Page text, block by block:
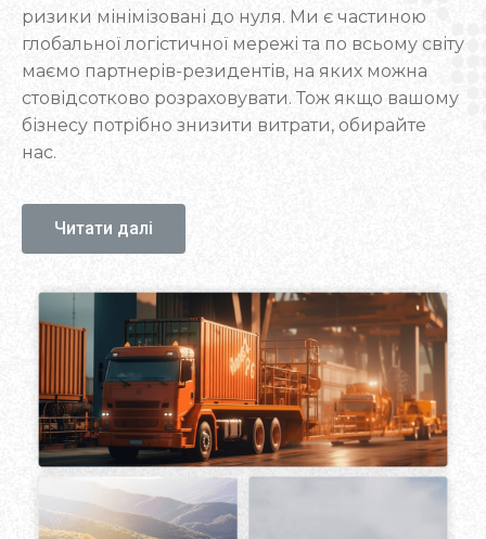
ризики мінімізовані до нуля. Ми є частиною
глобальної логістичної мережі та по всьому світу
маємо партнерів-резидентів, на яких можна
стовідсотково розраховувати. Тож якщо вашому
бізнесу потрібно знизити витрати, обирайте
нас.
представлена на ринку України понад 20 років,
тому навіть найприхованіші «підводні камені»
ефективність та європейські стандарти сервісу
— ось, що подобається клієнтам. У роботі ми
керуємося клієнтоорієнтованим підходом і
забезпечуємо замовника персональним
менеджером. Фахівець завжди готовий надати
відповідь, тож не потрібно витрачати час на
очікування зв’язку з call-центром.
Читати далі